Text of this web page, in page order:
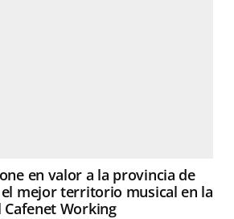
en valor a la provincia de
mejor territorio musical en la
Working